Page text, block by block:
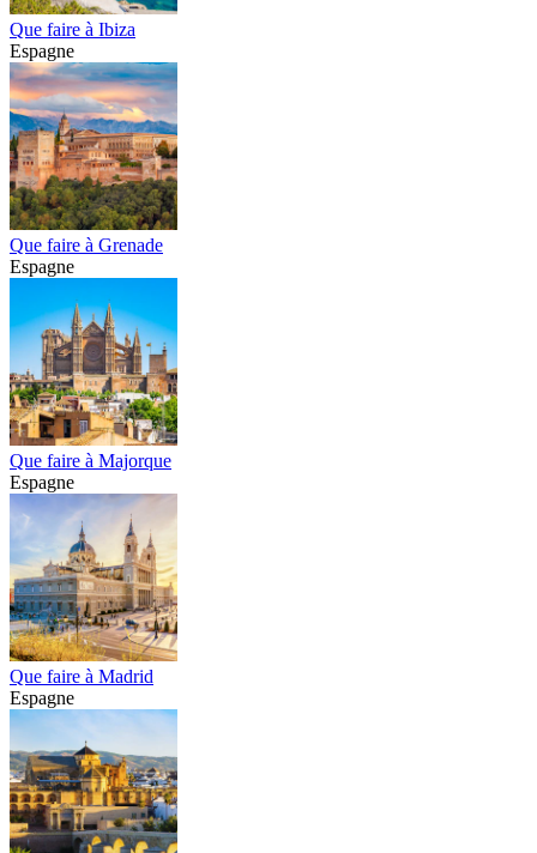
Que faire à Ibiza
Espagne
Que faire à Grenade
Espagne
Que faire à Majorque
Espagne
Que faire à Madrid
Espagne